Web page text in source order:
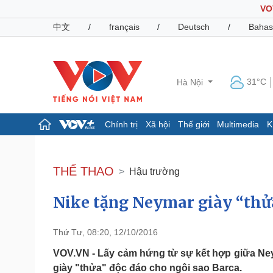
中文
/ français / Deutsch /
Hà Nội 31°C
Chính trị Xã hội Thế giới Multimedia
Đảng
Tổ chức nhân sự
Nhận diện sự thật
Dự báo thời tiết
Dấu ấn VOV
Pháp luật
Vụ án
Quân sự - Quốc phòng
Vũ khí
THỂ THAO Hậu trường
Nike tặng Neymar giày
Thứ Tư, 08:20, 12/10/2016
VOV.VN - Lấy cảm hứng từ sự kết hợp giữa
giày "thửa" độc đáo cho ngôi sao Barca.